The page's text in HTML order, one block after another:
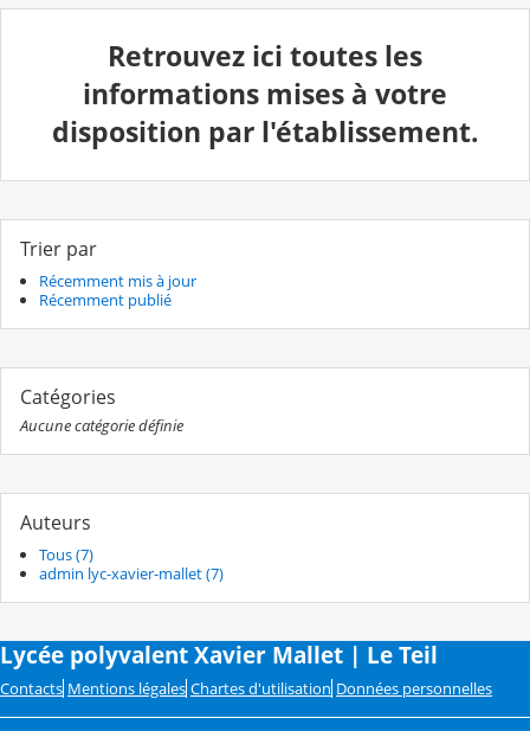
Retrouvez ici toutes les
informations mises à votre
disposition par l'établissement.
Trier par
Récemment mis à jour
Récemment publié
Catégories
Aucune catégorie définie
Auteurs
Tous (7)
admin lyc-xavier-mallet (7)
Lycée polyvalent Xavier Mallet | Le Teil
Contacts Mentions légales Chartes d'utilisation Données personnelles